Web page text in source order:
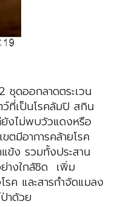
ดออกลาดตระเวน
ที่เป็นโรคลัมปิ สกิน
งไม่พบวัวแดงหรือ
มีอาการคล้ายโรค
ข้ง รวมทั้งประสาน
างใกล้ชิด เพิ่ม
ค และสารกำจัดแมลง
าด้วย